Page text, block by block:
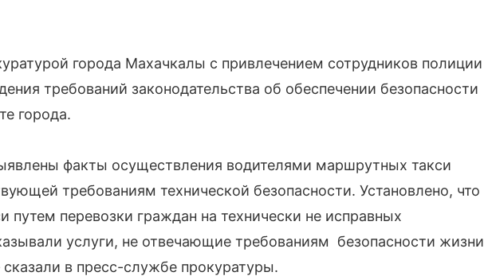
города Махачкалы с привлечением сотрудников полиции
требований законодательства об обеспечении безопасности
города.
факты осуществления водителями маршрутных такси
требованиям технической безопасности. Установлено, что
путем перевозки граждан на технически не исправных
услуги, не отвечающие требованиям безопасности жизни
в пресс-службе прокуратуры.